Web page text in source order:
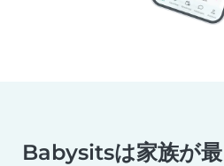
Babysitsは家族が